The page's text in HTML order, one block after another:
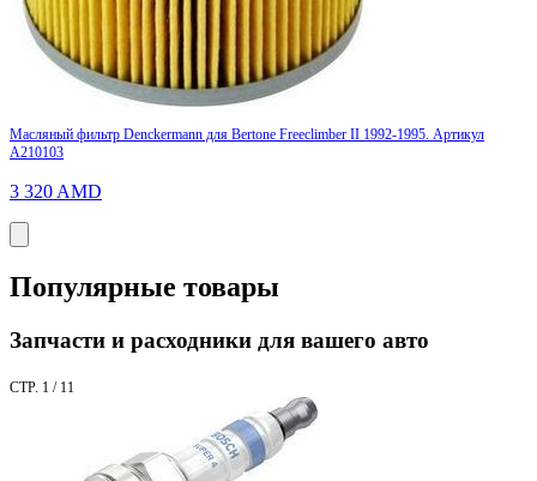
Масляный фильтр Denckermann для Bertone Freeclimber II 1992-1995. Артикул
A210103
3 320 AMD
Популярные товары
Запчасти и расходники для вашего авто
СТР. 1 / 11